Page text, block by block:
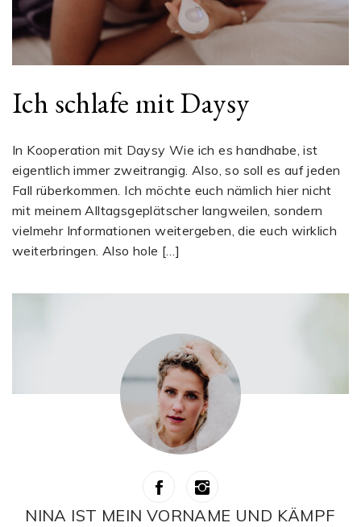
Ich schlafe mit Daysy
In Kooperation mit Daysy Wie ich es handhabe, ist
eigentlich immer zweitrangig. Also, so soll es auf jeden
Fall rüberkommen. Ich möchte euch nämlich hier nicht
mit meinem Alltagsgeplätscher langweilen, sondern
vielmehr Informationen weitergeben, die euch wirklich
weiterbringen. Also hole […]
NINA IST MEIN VORNAME UND KÄMPF